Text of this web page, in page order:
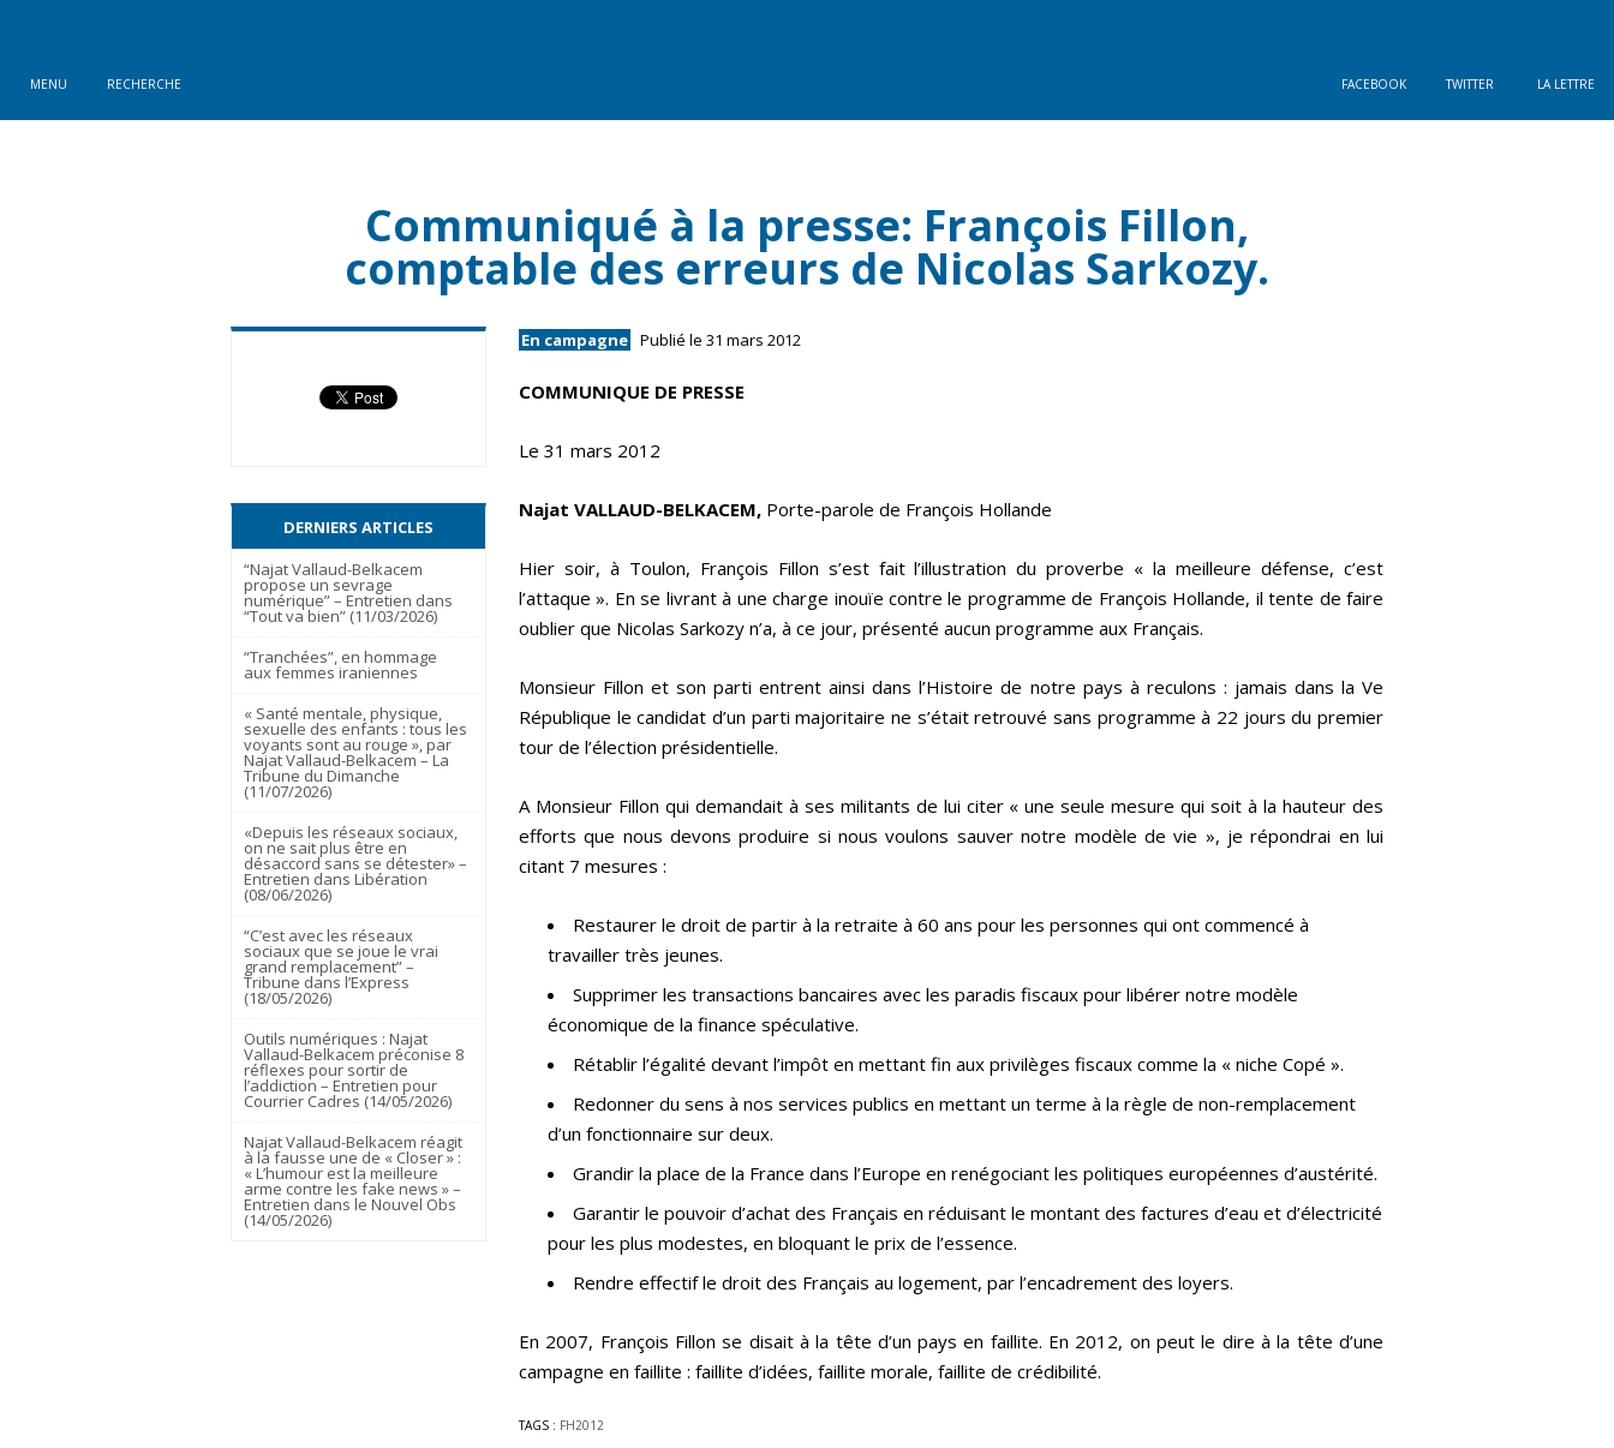
MENU RECHERCHE LA LETTRE
TWITTER
FACEBOOK
Communiqué à la presse: François Fillon,
comptable des erreurs de Nicolas Sarkozy.
En campagne Publié le 31 mars 2012
COMMUNIQUE DE PRESSE
Le 31 mars 2012
Najat VALLAUD-BELKACEM, Porte-parole de François Hollande
Hier soir, à Toulon, François Fillon s’est fait l’illustration du proverbe « la meilleure défense, c’est
l’attaque ». En se livrant à une charge inouïe contre le programme de François Hollande, il tente de faire
oublier que Nicolas Sarkozy n’a, à ce jour, présenté aucun programme aux Français.
Monsieur Fillon et son parti entrent ainsi dans l’Histoire de notre pays à reculons : jamais dans la Ve
République le candidat d’un parti majoritaire ne s’était retrouvé sans programme à 22 jours du premier
tour de l’élection présidentielle.
A Monsieur Fillon qui demandait à ses militants de lui citer « une seule mesure qui soit à la hauteur des
efforts que nous devons produire si nous voulons sauver notre modèle de vie », je répondrai en lui
citant 7 mesures :
Restaurer le droit de partir à la retraite à 60 ans pour les personnes qui ont commencé à
travailler très jeunes.
Supprimer les transactions bancaires avec les paradis fiscaux pour libérer notre modèle
économique de la finance spéculative.
Rétablir l’égalité devant l’impôt en mettant fin aux privilèges fiscaux comme la « niche Copé ».
Redonner du sens à nos services publics en mettant un terme à la règle de non-remplacement
d’un fonctionnaire sur deux.
Grandir la place de la France dans l’Europe en renégociant les politiques européennes d’austérité.
Garantir le pouvoir d’achat des Français en réduisant le montant des factures d’eau et d’électricité
pour les plus modestes, en bloquant le prix de l’essence.
Rendre effectif le droit des Français au logement, par l’encadrement des loyers.
En 2007, François Fillon se disait à la tête d’un pays en faillite. En 2012, on peut le dire à la tête d’une
campagne en faillite : faillite d’idées, faillite morale, faillite de crédibilité.
TAGS : FH2012
DERNIERS ARTICLES
“Najat Vallaud-Belkacem
propose un sevrage
numérique” – Entretien dans
“Tout va bien” (11/03/2026)
“Tranchées”, en hommage
aux femmes iraniennes
« Santé mentale, physique,
sexuelle des enfants : tous les
voyants sont au rouge », par
Najat Vallaud-Belkacem – La
Tribune du Dimanche
(11/07/2026)
«Depuis les réseaux sociaux,
on ne sait plus être en
désaccord sans se détester» –
Entretien dans Libération
(08/06/2026)
“C’est avec les réseaux
sociaux que se joue le vrai
grand remplacement” –
Tribune dans l’Express
(18/05/2026)
Outils numériques : Najat
Vallaud-Belkacem préconise 8
réflexes pour sortir de
l’addiction – Entretien pour
Courrier Cadres (14/05/2026)
Najat Vallaud-Belkacem réagit
à la fausse une de « Closer » :
« L’humour est la meilleure
arme contre les fake news » –
Entretien dans le Nouvel Obs
(14/05/2026)